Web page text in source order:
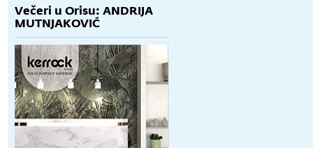
Večeri u Orisu: ANDRIJA
MUTNJAKOVIĆ